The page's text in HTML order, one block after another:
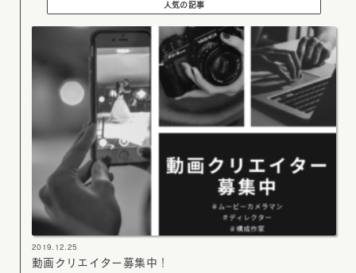
人気の記事
2019.12.25
動画クリエイター募集中！